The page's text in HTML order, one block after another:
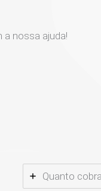
nossa ajuda!
Quanto